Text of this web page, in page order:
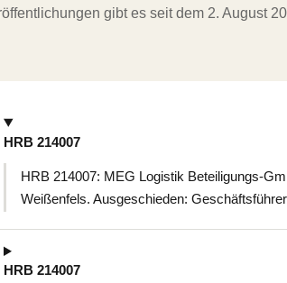
gibt es seit dem 2. August
HRB 214007
HRB 214007: MEG Logistik Beteiligungs-
Weißenfels. Ausgeschieden:
HRB 214007